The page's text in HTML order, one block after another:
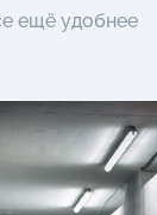
ещё удобнее